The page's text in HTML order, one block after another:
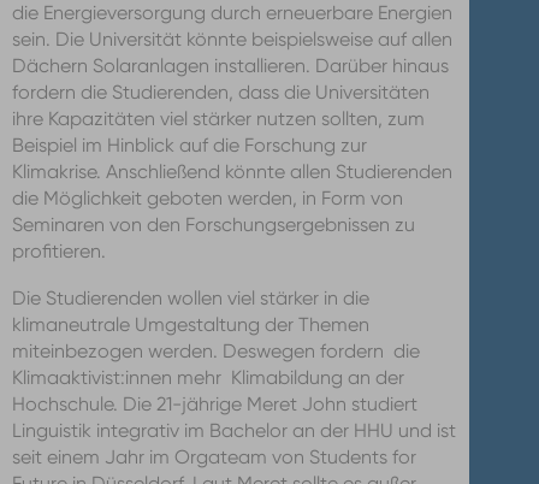
die Energieversorgung durch erneuerbare Energien
sein. Die Universität könnte beispielsweise auf allen
Dächern Solaranlagen installieren. Darüber hinaus
fordern die Studierenden, dass die Universitäten
ihre Kapazitäten viel stärker nutzen sollten, zum
Beispiel im Hinblick auf die Forschung zur
Klimakrise. Anschließend könnte allen Studierenden
die Möglichkeit geboten werden, in Form von
Seminaren von den Forschungsergebnissen zu
profitieren.
Die Studierenden wollen viel stärker in die
klimaneutrale Umgestaltung der Themen
miteinbezogen werden. Deswegen fordern die
Klimaaktivist:innen mehr Klimabildung an der
Hochschule. Die 21-jährige Meret John studiert
Linguistik integrativ im Bachelor an der HHU und ist
seit einem Jahr im Orgateam von Students for